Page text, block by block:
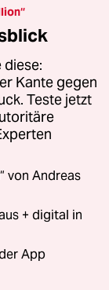
diese:
Kante gegen
Teste jetzt
von Andreas
+ digital in
App